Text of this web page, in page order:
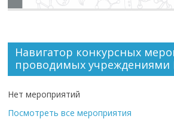
Навигатор конкурсных
проводимых
Нет мероприятий
Посмотреть все мероприятия